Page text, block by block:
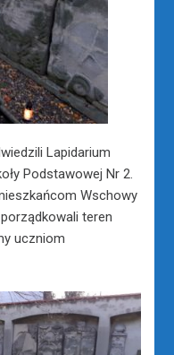
Lapidarium
Podstawowej Nr 2.
Wschowy
teren
uczniom